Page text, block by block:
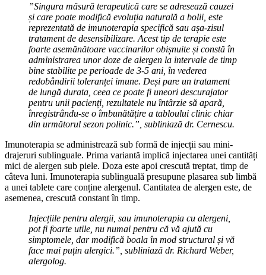
”Singura măsură terapeutică care se adresează cauzei
și care poate modifică evoluția naturală a bolii, este
reprezentată de imunoterapia specifică sau așa-zisul
tratament de desensibilizare. Acest tip de terapie este
foarte asemănătoare vaccinarilor obișnuite și constă în
administrarea unor doze de alergen la intervale de timp
bine stabilite pe perioade de 3-5 ani, în vederea
redobândirii toleranței imune. Deși pare un tratament
de lungă durata, ceea ce poate fi uneori descurajator
pentru unii pacienți, rezultatele nu întârzie să apară,
înregistrându-se o îmbunătățire a tabloului clinic chiar
din următorul sezon polinic.”, subliniază dr. Cernescu.
Imunoterapia se administrează sub formă de injecții sau mini-
drajeruri sublinguale. Prima variantă implică injectarea unei cantități
mici de alergen sub piele. Doza este apoi crescută treptat, timp de
câteva luni. Imunoterapia sublinguală presupune plasarea sub limbă
a unei tablete care conține alergenul. Cantitatea de alergen este, de
asemenea, crescută constant în timp.
Injecțiile pentru alergii, sau imunoterapia cu alergeni,
pot fi foarte utile, nu numai pentru că vă ajută cu
simptomele, dar modifică boala în mod structural și vă
face mai puțin alergici.”, subliniază dr. Richard Weber,
alergolog.